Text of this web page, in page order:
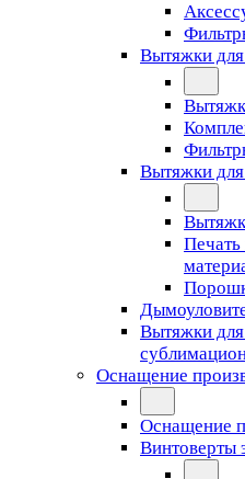
Вытяжки
Вытяжки
Вытяжки для
Оснащение
Оснащение
Винтоверты